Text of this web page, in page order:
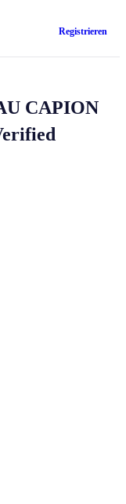
Registrieren
CAPION